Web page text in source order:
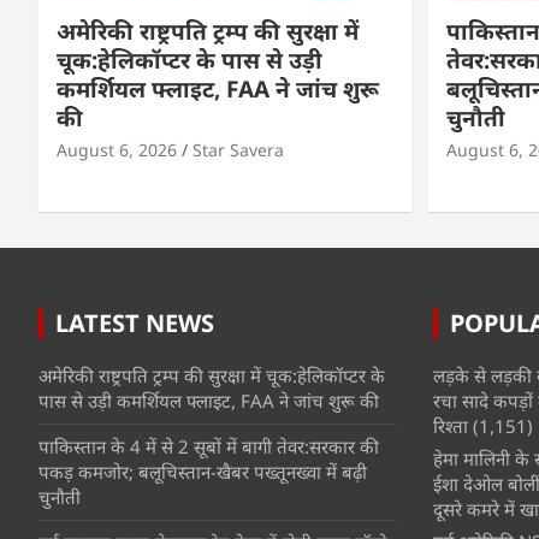
अमेरिकी राष्ट्रपति ट्रम्प की सुरक्षा में
चूक:हेलिकॉप्टर के पास से उड़ी
कमर्शियल फ्लाइट, FAA ने जांच शुरू
की
August 6, 2026 Star Savera
चुनौती
August 6,
LATEST NEWS
अमेरिकी राष्ट्रपति ट्रम्प की सुरक्षा में चूक:हेलिकॉप्टर के
पास से उड़ी कमर्शियल फ्लाइट, FAA ने जांच शुरू की
पाकिस्तान के 4 में से 2 सूबों में बागी तेवर:सरकार की
पकड़ कमजोर; बलूचिस्तान-खैबर पख्तूनख्वा में बढ़ी
चुनौती
लड़के से लड़की
रचा सादे
रिश्ता (1,151)
हेमा मालिनी के
ईशा देओल
दूसरे कमरे में